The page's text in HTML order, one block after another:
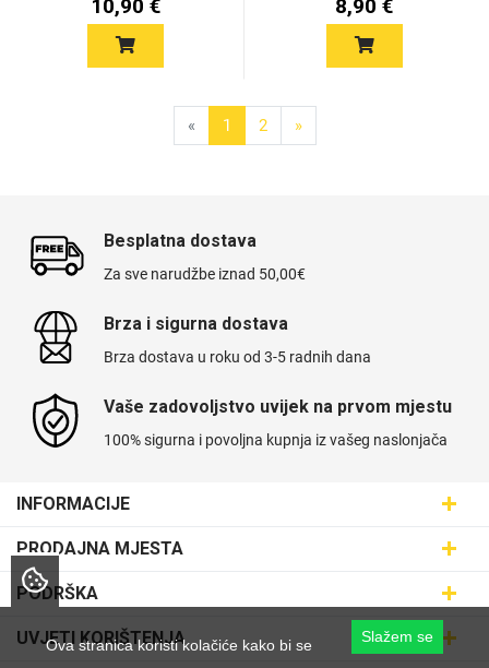
10,90 € 8,90 €
« 1 2 »
Besplatna dostava
Za sve narudžbe iznad 50,00€
Brza i sigurna dostava
Brza dostava u roku od 3-5 radnih dana
Vaše zadovoljstvo uvijek na prvom mjestu
100% sigurna i povoljna kupnja iz vašeg naslonjača
INFORMACIJE
SVIJET MASKICA d.o.o.
Aleja javora 13, 10000 Zagreb
prodaja@maskice.hr
PRODAJNA MJESTA
Poslovnica Trešnjevka
Poslovnica Kvatrić
PODRŠKA
Dostava
UVJETI KORIŠTENJA
Ova stranica koristi kolačiće kako bi se Slažem se